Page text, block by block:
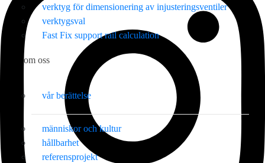
verktyg för dimensionering av injusteringsventiler
verktygsval
Fast Fix support rail calculation
om oss
vår berättelse
människor och kultur
hållbarhet
referensprojekt